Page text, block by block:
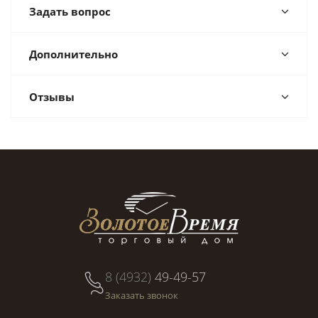
Задать вопрос
Дополнительно
Отзывы
8 (4932) 49-49-57
Заказать звонок